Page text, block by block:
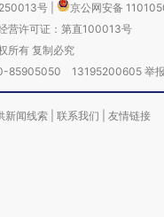
号
京公网安备
营许可证：第直100013号
所有 复制必究
85905050 13195200605 举
新闻线索 联系我们 友情链接